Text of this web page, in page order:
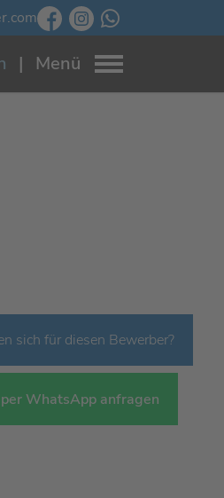
Menü
sich für diesen Bewerber?
WhatsApp anfragen